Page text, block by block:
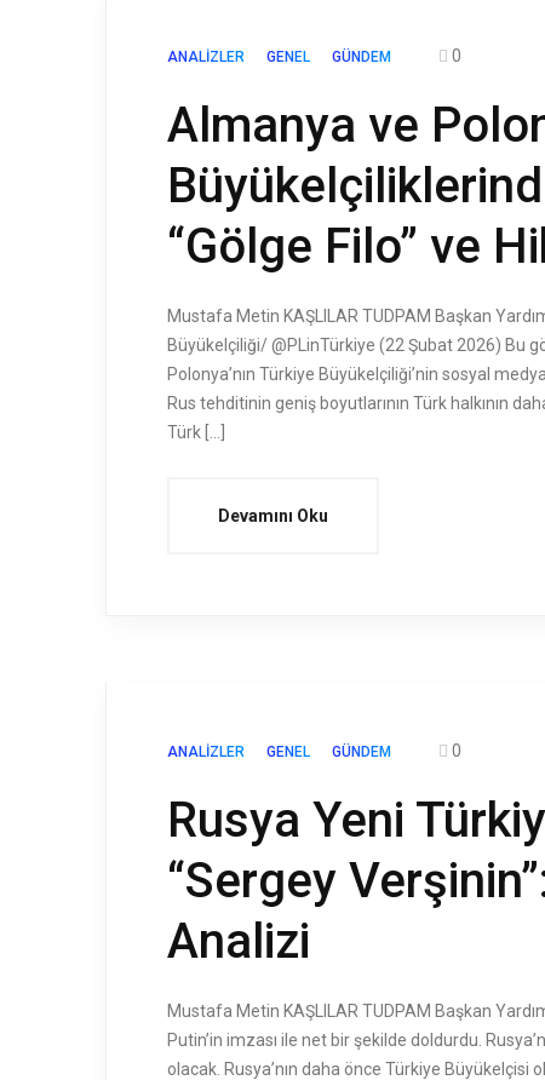
ANALIZLER GENEL GÜNDEM 0
Almanya ve
“Gölge Filo” ve
Mustafa Metin KAŞLILAR TUDPAM Başkan
Büyükelçiliği/ @PLinTürkiye (22 Şubat 2026) Bu
Polonya’nın Türkiye Büyükelçiliği’nin sosyal
Rus tehditinin geniş boyutlarının Türk halkının
Türk […]
Devamını Oku
ANALIZLER GENEL GÜNDEM 0
Rusya Yeni
“Sergey
Analizi
Mustafa Metin KAŞLILAR TUDPAM Başkan
Putin’in imzası ile net bir şekilde doldurdu.
olacak. Rusya’nın daha önce Türkiye